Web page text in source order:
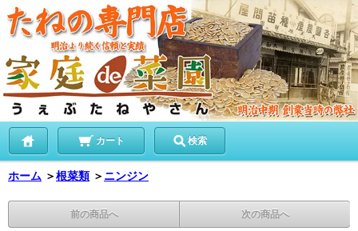
カート 検索
ホーム ＞根菜類 ＞ ニンジン
前の商品へ 次の商品へ